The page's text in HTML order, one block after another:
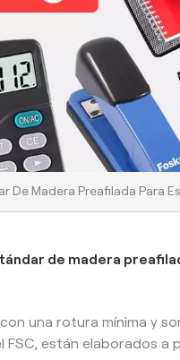
De Madera Preafilada Para
de madera
una rotura mínima y
están elaborados a